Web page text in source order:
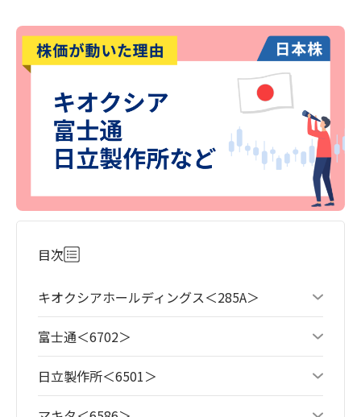
目次
キオクシアホールディングス＜285A＞
富士通＜6702＞
日立製作所＜6501＞